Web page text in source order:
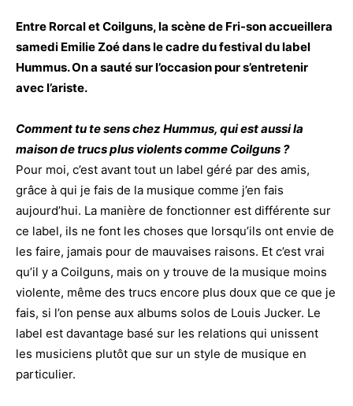
Entre Rorcal et Coilguns, la scène de Fri-son accueillera
samedi Emilie Zoé dans le cadre du festival du label
Hummus. On a sauté sur l’occasion pour s’entretenir
avec l’ariste.
Comment tu te sens chez Hummus, qui est aussi la
maison de trucs plus violents comme Coilguns ?
Pour moi, c’est avant tout un label géré par des amis,
grâce à qui je fais de la musique comme j’en fais
aujourd’hui. La manière de fonctionner est différente sur
ce label, ils ne font les choses que lorsqu’ils ont envie de
les faire, jamais pour de mauvaises raisons. Et c’est vrai
qu’il y a Coilguns, mais on y trouve de la musique moins
violente, même des trucs encore plus doux que ce que je
fais, si l’on pense aux albums solos de Louis Jucker. Le
label est davantage basé sur les relations qui unissent
les musiciens plutôt que sur un style de musique en
particulier.